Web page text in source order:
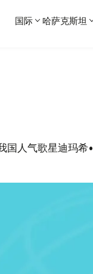
国际 哈萨克斯坦
国人气歌星迪玛希•